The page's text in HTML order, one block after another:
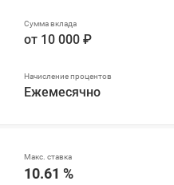
от 10 000 ₽
Ежемесячно
10.61 %